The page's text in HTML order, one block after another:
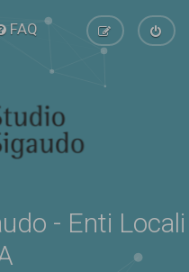
FAQ
- Enti Locali